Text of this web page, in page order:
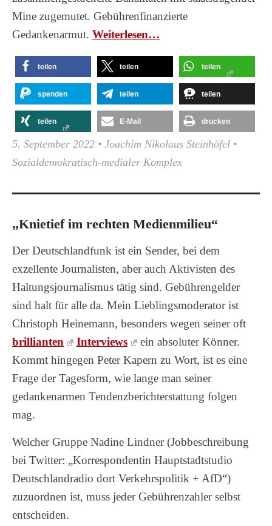
Mine zugemutet. Gebührenfinanzierte
Gedankenarmut. Wei­ter­le­sen…
teilen teilen teilen
spenden teilen teilen
teilen E-Mail drucken
5. September 2022 • Joachim Nikolaus Steinhöfel •
Sozialdemokratisch-medialer Komplex
„Knietief im rechten Medienmilieu“
Der Deutschlandfunk ist ein Sender, bei dem
exzellente Journalisten, aber auch Aktivisten des
Haltungsjournalismus tätig sind. Gebührengelder
sind halt für alle da. Mein Lieblingsmoderator ist
Christoph Heinemann, besonders wegen seiner oft
brillianten
Interviews
ein absoluter Könner.
Kommt hingegen Peter Kapern zu Wort, ist es eine
Frage der Tagesform, wie lange man seiner
gedankenarmen Tendenzberichterstattung folgen
mag.
Welcher Gruppe Nadine Lindner (Jobbeschreibung
bei Twitter: „Korrespondentin Hauptstadtstudio
Deutschlandradio dort Verkehrspolitik + AfD“)
zuzuordnen ist, muss jeder Gebührenzahler selbst
entscheiden.